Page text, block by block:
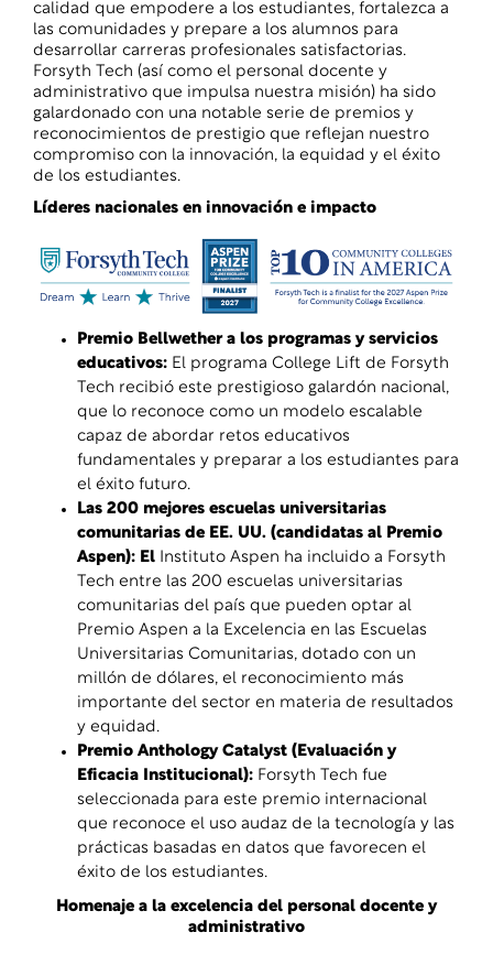
calidad que empodere a los estudiantes, fortalezca a
las comunidades y prepare a los alumnos para
desarrollar carreras profesionales satisfactorias.
Forsyth Tech (así como el personal docente y
administrativo que impulsa nuestra misión) ha sido
galardonado con una notable serie de premios y
reconocimientos de prestigio que reflejan nuestro
compromiso con la innovación, la equidad y el éxito
de los estudiantes.
Líderes nacionales en innovación e impacto
Premio Bellwether a los programas y servicios
educativos: El programa College Lift de Forsyth
Tech recibió este prestigioso galardón nacional,
que lo reconoce como un modelo escalable
capaz de abordar retos educativos
fundamentales y preparar a los estudiantes para
el éxito futuro.
Las 200 mejores escuelas universitarias
comunitarias de EE. UU. (candidatas al Premio
Aspen): El Instituto Aspen ha incluido a Forsyth
Tech entre las 200 escuelas universitarias
comunitarias del país que pueden optar al
Premio Aspen a la Excelencia en las Escuelas
Universitarias Comunitarias, dotado con un
millón de dólares, el reconocimiento más
importante del sector en materia de resultados
y equidad.
Premio Anthology Catalyst (Evaluación y
Eficacia Institucional): Forsyth Tech fue
seleccionada para este premio internacional
que reconoce el uso audaz de la tecnología y las
prácticas basadas en datos que favorecen el
éxito de los estudiantes.
Homenaje a la excelencia del personal docente y
administrativo